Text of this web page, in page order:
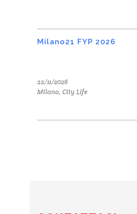
Milano21 FYP 2026
22/11/2026
Milano, City Life